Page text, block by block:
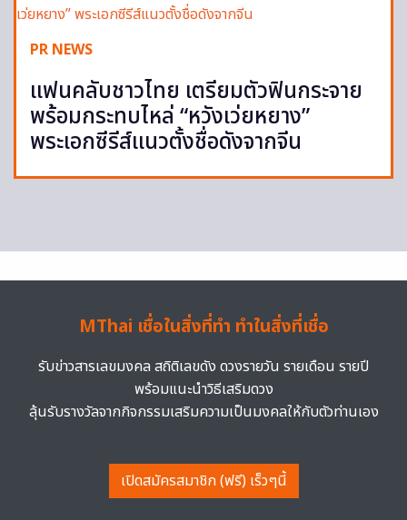
PR NEWS
แฟนคลับชาวไทย เตรียมตัวฟินกระจาย
พร้อมกระทบไหล่ “หวังเว่ยหยาง”
พระเอกซีรีส์แนวตั้งชื่อดังจากจีน
MThai เชื่อในสิ่งที่ทำ ทำในสิ่งที่เชื่อ
รับข่าวสารเลขมงคล สถิติเลขดัง ดวงรายวัน รายเดือน รายปี
พร้อมแนะนำวิธีเสริมดวง
ลุ้นรับรางวัลจากกิจกรรมเสริมความเป็นมงคลให้กับตัวท่านเอง
เปิดสมัครสมาชิก (ฟรี) เร็วๆนี้